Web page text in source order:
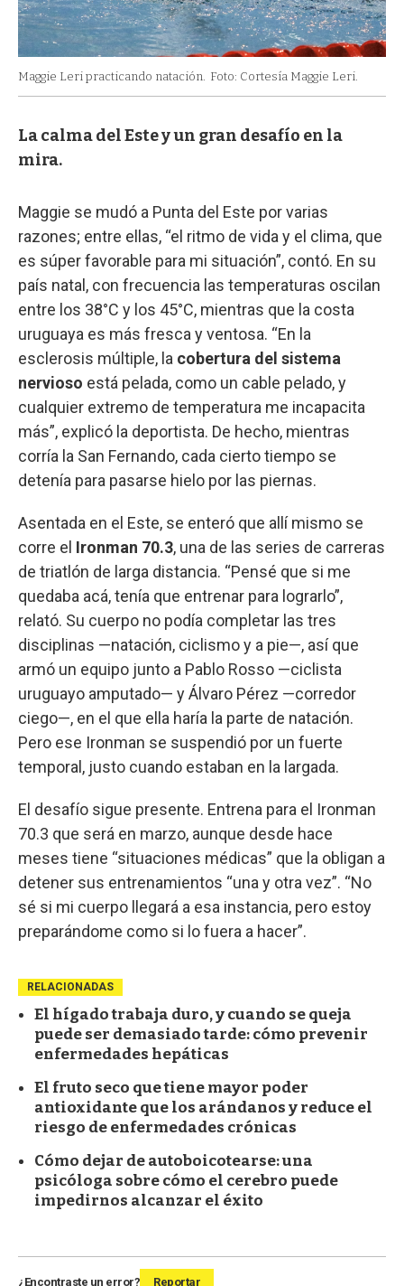
Maggie Leri practicando natación. Foto: Cortesía Maggie Leri.
La calma del Este y un gran desafío en la
mira.
Maggie se mudó a Punta del Este por varias
razones; entre ellas, “el ritmo de vida y el clima, que
es súper favorable para mi situación”, contó. En su
país natal, con frecuencia las temperaturas oscilan
entre los 38°C y los 45°C, mientras que la costa
uruguaya es más fresca y ventosa. “En la
esclerosis múltiple, la cobertura del sistema
nervioso está pelada, como un cable pelado, y
cualquier extremo de temperatura me incapacita
más”, explicó la deportista. De hecho, mientras
corría la San Fernando, cada cierto tiempo se
detenía para pasarse hielo por las piernas.
Asentada en el Este, se enteró que allí mismo se
corre el Ironman 70.3, una de las series de carreras
de triatlón de larga distancia. “Pensé que si me
quedaba acá, tenía que entrenar para lograrlo”,
relató. Su cuerpo no podía completar las tres
disciplinas —natación, ciclismo y a pie—, así que
armó un equipo junto a Pablo Rosso —ciclista
uruguayo amputado— y Álvaro Pérez —corredor
ciego—, en el que ella haría la parte de natación.
Pero ese Ironman se suspendió por un fuerte
temporal, justo cuando estaban en la largada.
El desafío sigue presente. Entrena para el Ironman
70.3 que será en marzo, aunque desde hace
meses tiene “situaciones médicas” que la obligan a
detener sus entrenamientos “una y otra vez”. “No
sé si mi cuerpo llegará a esa instancia, pero estoy
preparándome como si lo fuera a hacer”.
RELACIONADAS
El hígado trabaja duro, y cuando se queja
puede ser demasiado tarde: cómo prevenir
enfermedades hepáticas
El fruto seco que tiene mayor poder
antioxidante que los arándanos y reduce el
riesgo de enfermedades crónicas
Cómo dejar de autoboicotearse: una
psicóloga sobre cómo el cerebro puede
impedirnos alcanzar el éxito
¿Encontraste un error? Reportar